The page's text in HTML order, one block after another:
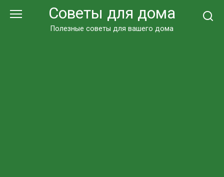
Советы для дома
Полезные советы для вашего дома